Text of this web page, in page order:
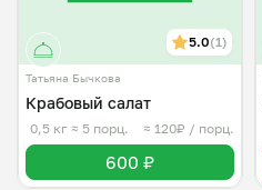
5.0(1)
Татьяна Бычкова
Крабовый салат
0,5 кг ≈ 5 порц. ≈ 120₽ / порц.
600 ₽